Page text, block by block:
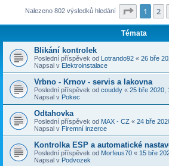
Nalezeno 802 výsledků hledání Stránka
1 2
Témata
Blikání kontrolek
Poslední příspěvek od Lotrando92 « 26 bře
Napsal v Elektroinstalace
Vrbno - Krnov - servis a lakovna
Poslední příspěvek od couddy « 25 bře 2020,
Napsal v Pokec
Odtahovka
Poslední příspěvek od MAX - CZ « 24 bře
Napsal v Firemní inzerce
Kontrolka ESP a automatické
Poslední příspěvek od Morfeus70 « 15 bře
Napsal v Podvozek